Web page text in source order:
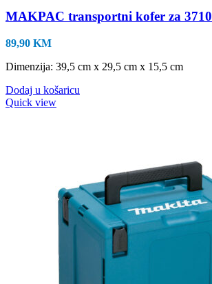
MAKPAC transportni kofer za 3710
89,90 KM
Dimenzija: 39,5 cm x 29,5 cm x 15,5 cm
Dodaj u košaricu
Quick view